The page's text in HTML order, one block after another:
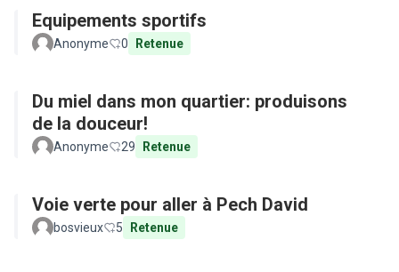
Equipements sportifs
Anonyme 0 Retenue
Du miel dans mon quartier: produisons
de la douceur!
Anonyme 29 Retenue
Voie verte pour aller à Pech David
bosvieux 5 Retenue